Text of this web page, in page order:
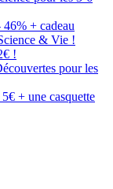
46% + cadeau
& Vie !
!
pour les
+ une casquette